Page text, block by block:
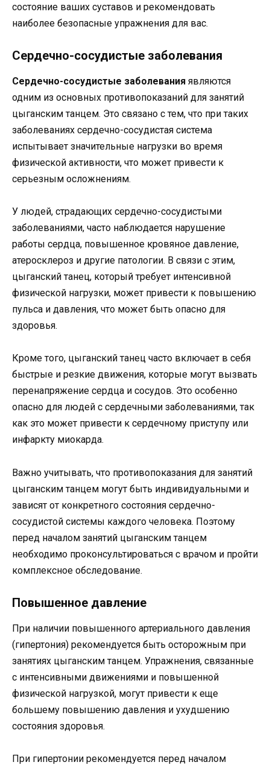
состояние ваших суставов и рекомендовать
наиболее безопасные упражнения для вас.
Сердечно-сосудистые заболевания
Сердечно-сосудистые заболевания являются
одним из основных противопоказаний для занятий
цыганским танцем. Это связано с тем, что при таких
заболеваниях сердечно-сосудистая система
испытывает значительные нагрузки во время
физической активности, что может привести к
серьезным осложнениям.
У людей, страдающих сердечно-сосудистыми
заболеваниями, часто наблюдается нарушение
работы сердца, повышенное кровяное давление,
атеросклероз и другие патологии. В связи с этим,
цыганский танец, который требует интенсивной
физической нагрузки, может привести к повышению
пульса и давления, что может быть опасно для
здоровья.
Кроме того, цыганский танец часто включает в себя
быстрые и резкие движения, которые могут вызвать
перенапряжение сердца и сосудов. Это особенно
опасно для людей с сердечными заболеваниями, так
как это может привести к сердечному приступу или
инфаркту миокарда.
Важно учитывать, что противопоказания для занятий
цыганским танцем могут быть индивидуальными и
зависят от конкретного состояния сердечно-
сосудистой системы каждого человека. Поэтому
перед началом занятий цыганским танцем
необходимо проконсультироваться с врачом и пройти
комплексное обследование.
Повышенное давление
При наличии повышенного артериального давления
(гипертония) рекомендуется быть осторожным при
занятиях цыганским танцем. Упражнения, связанные
с интенсивными движениями и повышенной
физической нагрузкой, могут привести к еще
большему повышению давления и ухудшению
состояния здоровья.
При гипертонии рекомендуется перед началом